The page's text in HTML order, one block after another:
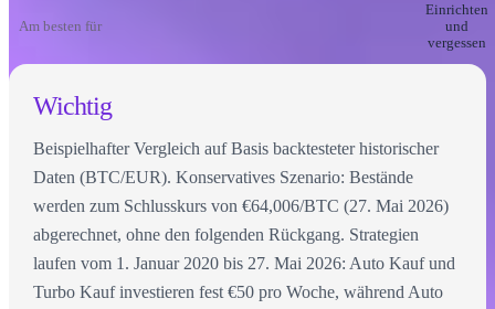
Am besten für
Einrichten
und
vergessen
Wichtig
Beispielhafter Vergleich auf Basis backtesteter historischer
Daten (BTC/EUR). Konservatives Szenario: Bestände
werden zum Schlusskurs von €64,006/BTC (27. Mai 2026)
abgerechnet, ohne den folgenden Rückgang. Strategien
laufen vom 1. Januar 2020 bis 27. Mai 2026: Auto Kauf und
Turbo Kauf investieren fest €50 pro Woche, während Auto